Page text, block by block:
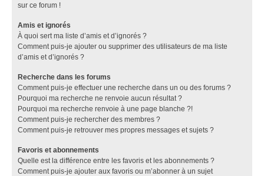
sur ce forum !
Amis et ignorés
À quoi sert ma liste d’amis et d’ignorés ?
Comment puis-je ajouter ou supprimer des utilisateurs de ma liste
d’amis et d’ignorés ?
Recherche dans les forums
Comment puis-je effectuer une recherche dans un ou des forums ?
Pourquoi ma recherche ne renvoie aucun résultat ?
Pourquoi ma recherche renvoie à une page blanche ?!
Comment puis-je rechercher des membres ?
Comment puis-je retrouver mes propres messages et sujets ?
Favoris et abonnements
Quelle est la différence entre les favoris et les abonnements ?
Comment puis-je ajouter aux favoris ou m’abonner à un sujet